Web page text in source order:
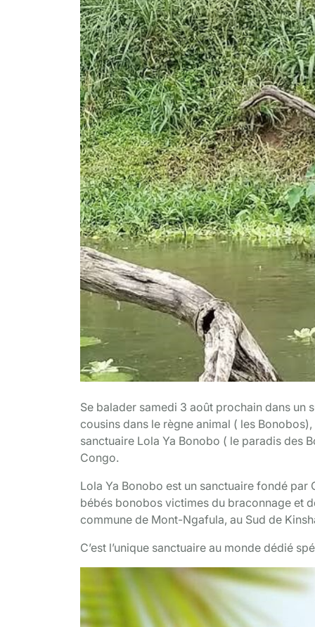
Se balader samedi 3 août prochain dans
cousins dans le règne animal ( les
sanctuaire Lola Ya Bonobo ( le paradis des
Congo.
Lola Ya Bonobo est un sanctuaire fondé par
bébés bonobos victimes du braconnage et
commune de Mont-Ngafula, au Sud de
C’est l’unique sanctuaire au monde dédié